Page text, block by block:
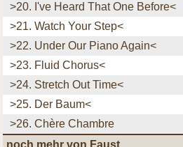
>20. I've Heard That One Before<
>21. Watch Your Step<
>22. Under Our Piano Again<
>23. Fluid Chorus<
>24. Stretch Out Time<
>25. Der Baum<
>26. Chère Chambre
noch mehr von Faust